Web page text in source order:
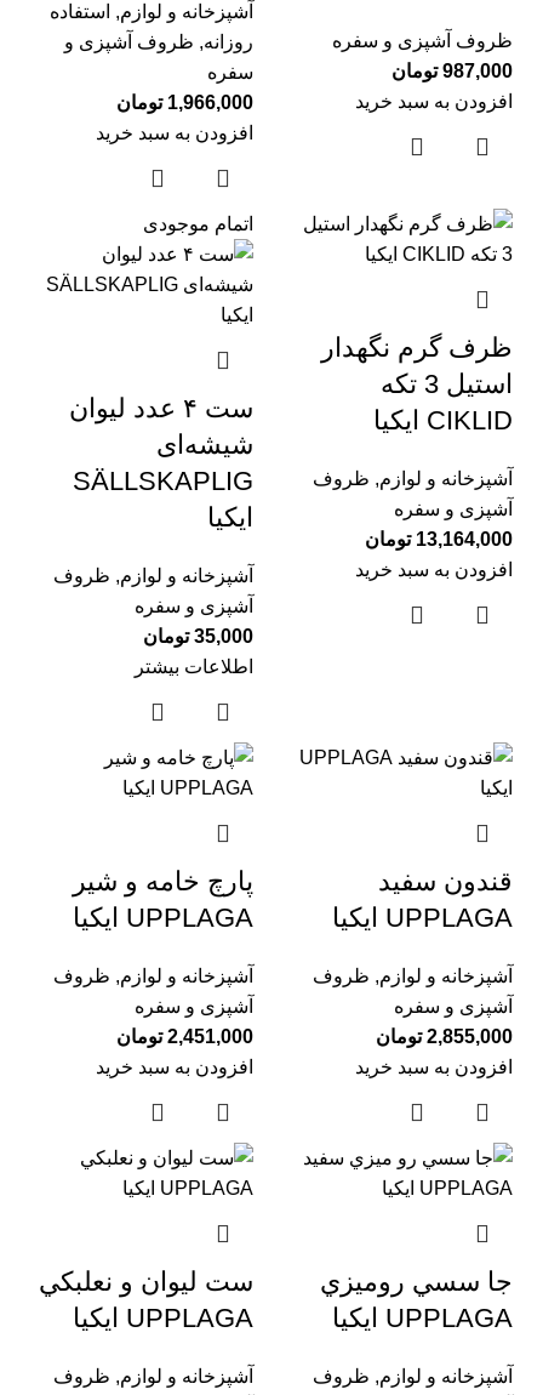
ظروف آشپزی و سفره
987,000 تومان
افزودن به سبد خرید
آشپزخانه و لوازم, استفاده
روزانه, ظروف آشپزی و
سفره
1,966,000 تومان
افزودن به سبد خرید
ظرف گرم نگهدار
استيل 3 تكه
CIKLID ايكيا
آشپزخانه و لوازم, ظروف
آشپزی و سفره
13,164,000 تومان
افزودن به سبد خرید
اتمام موجودی
ست ۴ عدد لیوان
شیشه‌ای
SÄLLSKAPLIG
ایکیا
آشپزخانه و لوازم, ظروف
آشپزی و سفره
35,000 تومان
اطلاعات بیشتر
قندون سفيد
UPPLAGA ايكيا
آشپزخانه و لوازم, ظروف
آشپزی و سفره
2,855,000 تومان
افزودن به سبد خرید
پارچ خامه و شير
UPPLAGA ايكيا
آشپزخانه و لوازم, ظروف
آشپزی و سفره
2,451,000 تومان
افزودن به سبد خرید
جا سسي روميزي
UPPLAGA ايكيا
آشپزخانه و لوازم, ظروف
ست ليوان و نعلبكي
UPPLAGA ايكيا
آشپزخانه و لوازم, ظروف